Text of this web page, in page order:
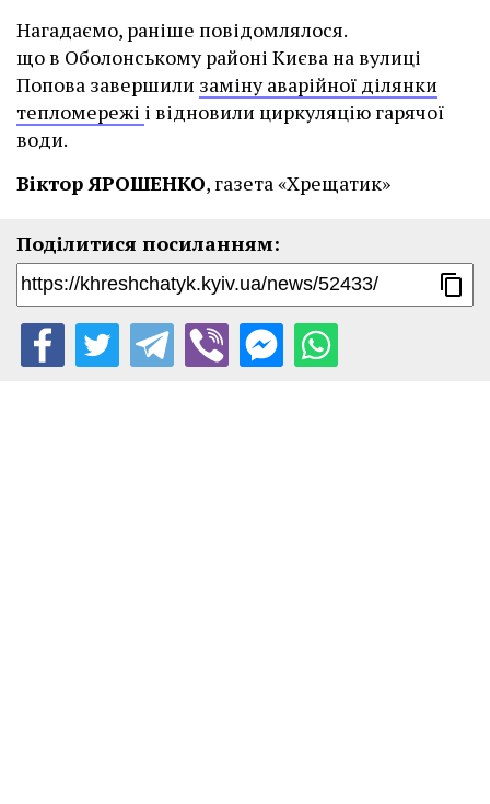
Нагадаємо, раніше повідомлялося.
що в Оболонському районі Києва на вулиці
Попова завершили заміну аварійної ділянки
тепломережі і відновили циркуляцію гарячої
води.
Віктор ЯРОШЕНКО, газета «Хрещатик»